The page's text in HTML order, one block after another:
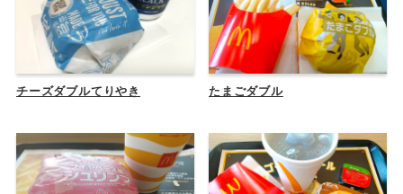
チーズダブルてりやき たまごダブル